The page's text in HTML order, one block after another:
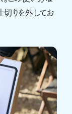
りを外してお